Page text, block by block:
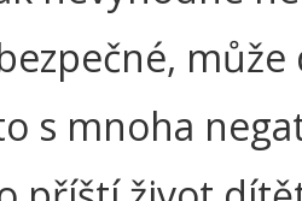
s mnoha